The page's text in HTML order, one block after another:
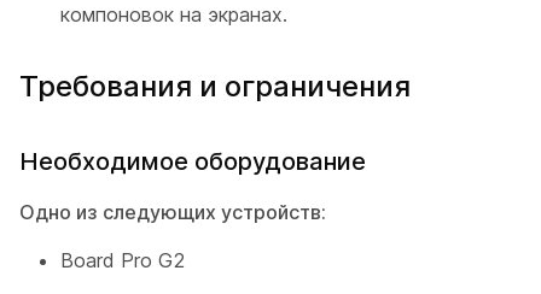
компоновок на экранах.
Требования и ограничения
Необходимое оборудование
Одно из следующих устройств:
Board Pro G2